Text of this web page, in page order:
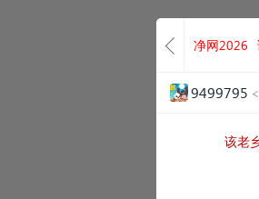
净网2026
9499795
该老